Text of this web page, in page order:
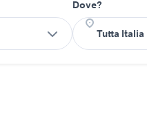
Dove?